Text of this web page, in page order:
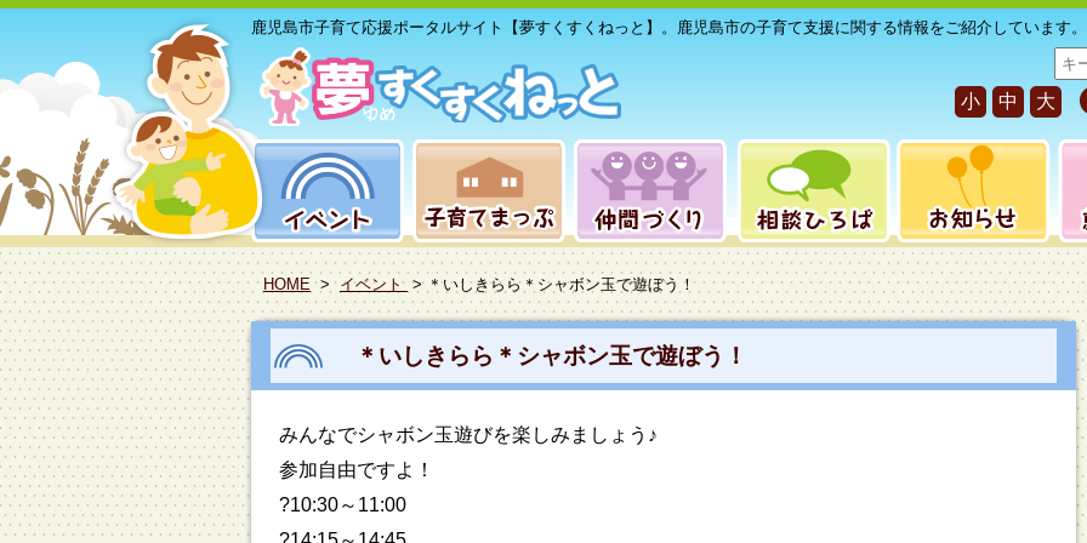
鹿児島市子育て応援ポータルサイト【夢すくすくねっと】。鹿児島市の子育て支援に関する情報をご紹介しています。
サ
イ
ト
内
小 中 大
HOME > イベント > ＊いしきらら＊シャボン玉で遊ぼう！
＊いしきらら＊シャボン玉で遊ぼう！
みんなでシャボン玉遊びを楽しみましょう♪
参加自由ですよ！
?10:30～11:00